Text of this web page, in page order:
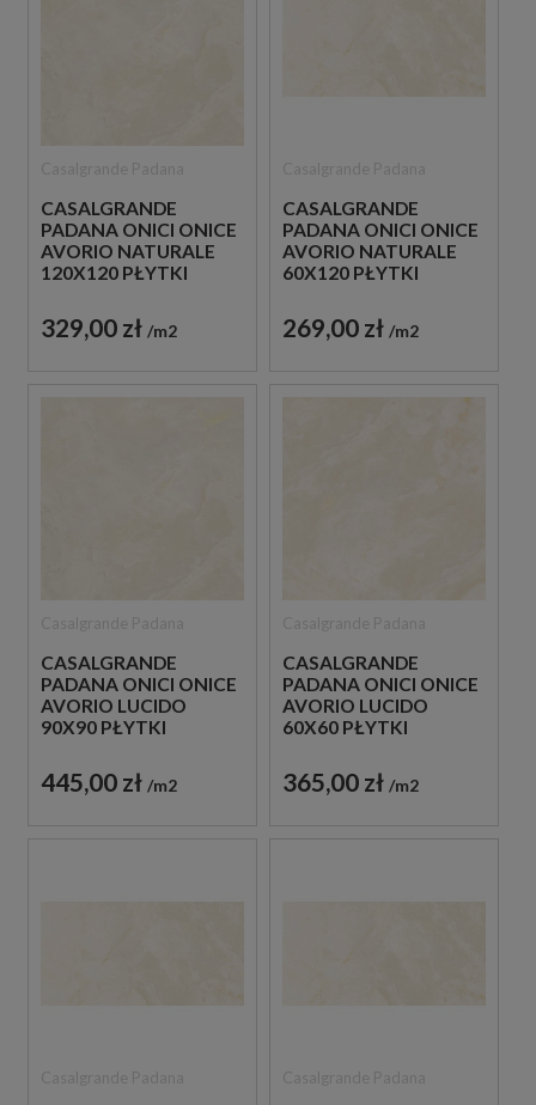
CASALGRANDE
PADANA ONICI ONICE
AVORIO NATURALE
120X120 PŁYTKI
KAMIEŃ
329,00 zł m2
CASALGRANDE
PADANA ONICI ONICE
AVORIO NATURALE
60X120 PŁYTKI
KAMIEŃ
269,00 zł m2
CASALGRANDE
PADANA ONICI ONICE
AVORIO LUCIDO
90X90 PŁYTKI
KAMIEŃ
445,00 zł m2
CASALGRANDE
PADANA ONICI ONICE
AVORIO LUCIDO
60X60 PŁYTKI
KAMIEŃ
365,00 zł m2